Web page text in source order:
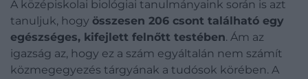
A középiskolai biológiai tanulmányaink során is azt
tanuljuk, hogy összesen 206 csont található egy
egészséges, kifejlett felnőtt testében. Ám az
igazság az, hogy ez a szám egyáltalán nem számít
közmegegyezés tárgyának a tudósok körében. A